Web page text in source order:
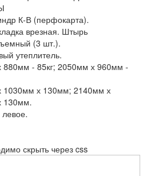
К-В (перфокарта).
врезная. Штырь
(3 шт.).
утеплитель.
880мм - 85кг; 2050мм х 960мм -
1030мм х 130мм; 2140мм х
130мм.
скрыть через css